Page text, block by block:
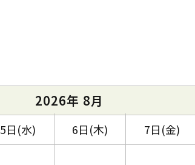
2026年 8月
5日(水) 6日(木) 7日(金)